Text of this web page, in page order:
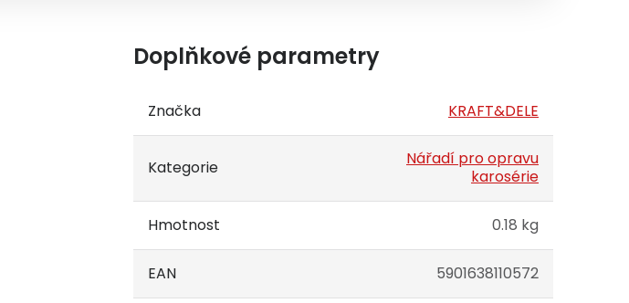
Doplňkové parametry
Značka KRAFT&DELE
Kategorie
Nářadí pro opravu
karosérie
Hmotnost 0.18 kg
EAN 5901638110572